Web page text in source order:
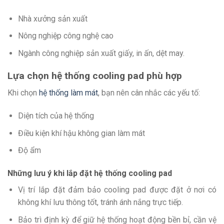
Nhà xưởng sản xuất
Nông nghiệp công nghệ cao
Ngành công nghiệp sản xuất giấy, in ấn, dệt may.
Lựa chọn hệ thống cooling pad phù hợp
Khi chọn hệ thống làm mát, bạn nên cân nhắc các yếu tố:
Diện tích của hệ thống
Điều kiện khí hậu không gian làm mát
Độ ẩm
Những lưu ý khi lắp đặt hệ thống cooling pad
Vị trí lắp đặt đảm bảo cooling pad được đặt ở nơi có
không khí lưu thông tốt, tránh ánh nắng trực tiếp.
Bảo trì định kỳ để giữ hệ thống hoạt động bền bỉ, cần vệ